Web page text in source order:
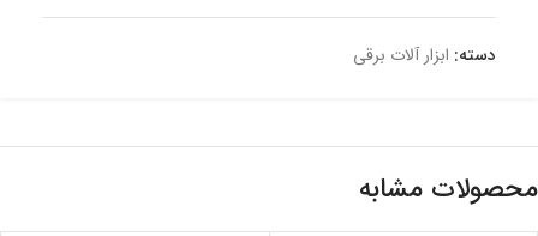
دسته: ابزار آلات برقی
محصولات مشابه